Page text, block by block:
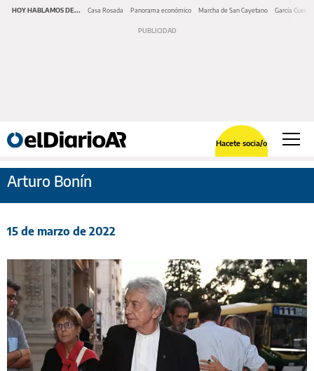
HOY HABLAMOS DE... Casa Rosada Panorama económico Marcha de San Cayetano García Cuerva
Hacete socia/o
Arturo Bonín
15 de marzo de 2022